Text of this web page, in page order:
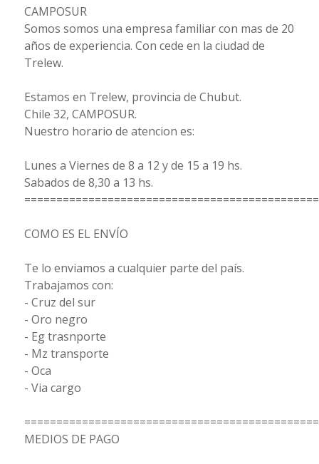
CAMPOSUR
Somos somos una empresa familiar con mas de 20
años de experiencia. Con cede en la ciudad de
Trelew.
Estamos en Trelew, provincia de Chubut.
Chile 32, CAMPOSUR.
Nuestro horario de atencion es:
Lunes a Viernes de 8 a 12 y de 15 a 19 hs.
Sabados de 8,30 a 13 hs.
COMO ES EL ENVÍO
Te lo enviamos a cualquier parte del país.
Trabajamos con:
- Cruz del sur
- Oro negro
- Eg trasnporte
- Mz transporte
- Oca
- Via cargo
MEDIOS DE PAGO